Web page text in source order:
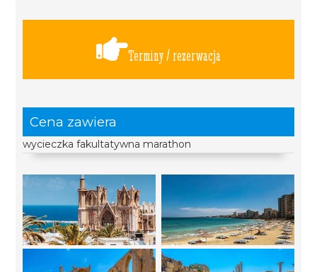
Terminy / rezerwacja
Cena zawiera
wycieczka fakultatywna marathon